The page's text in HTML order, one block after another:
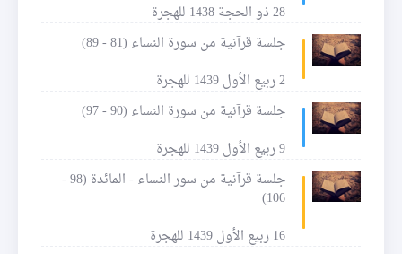
28 ذو الحجة 1438 للهجرة
جلسة قرآنية من سورة النساء (81 - 89)
2 ربيع الأول 1439 للهجرة
جلسة قرآنية من سورة النساء (90 - 97)
9 ربيع الأول 1439 للهجرة
جلسة قرآنية من سور النساء - المائدة (98 -
106)
16 ربيع الأول 1439 للهجرة